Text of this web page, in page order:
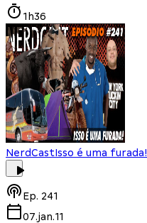
1h36
NerdCastIsso é uma furada!
Ep. 241
07.jan.11